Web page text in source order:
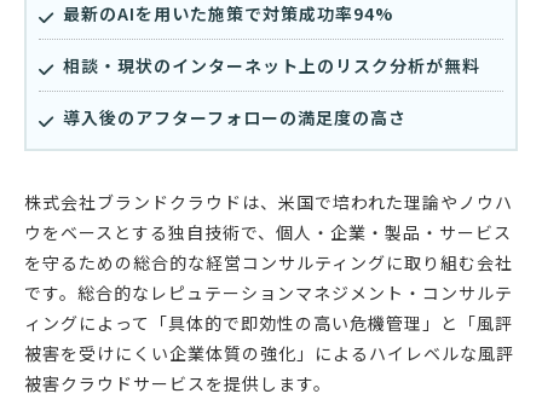
最新のAIを用いた施策で対策成功率94%
相談・現状のインターネット上のリスク分析が無料
導入後のアフターフォローの満足度の高さ
株式会社ブランドクラウドは、米国で培われた理論やノウハ
ウをベースとする独自技術で、個人・企業・製品・サービス
を守るための総合的な経営コンサルティングに取り組む会社
です。総合的なレピュテーションマネジメント・コンサルテ
ィングによって「具体的で即効性の高い危機管理」と「風評
被害を受けにくい企業体質の強化」によるハイレベルな風評
被害クラウドサービスを提供します。